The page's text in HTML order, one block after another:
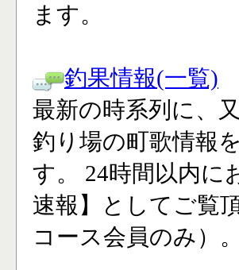
ます。
釣果情報(一覧)
最新の時系列に、
釣り場の町歌情報
す。 24時間以内に
速報】としてご覧
コース会員のみ）。